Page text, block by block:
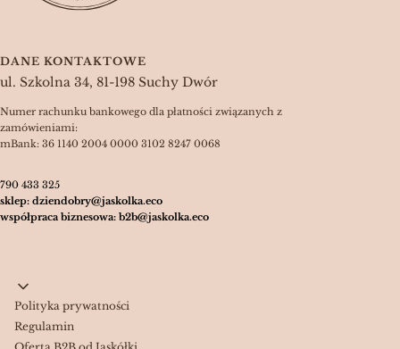
DANE KONTAKTOWE
ul. Szkolna 34, 81-198 Suchy Dwór
Numer rachunku bankowego dla płatności związanych z
zamówieniami:
mBank: 36 1140 2004 0000 3102 8247 0068
790 433 325
sklep: dziendobry@jaskolka.eco
współpraca biznesowa: b2b@jaskolka.eco
Linki w stopce
Polityka prywatności
Regulamin